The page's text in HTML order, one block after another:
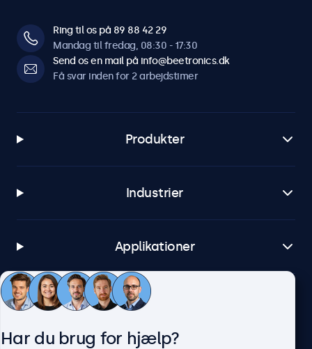
Ring til os på 89 88 42 29
Mandag til fredag, 08:30 - 17:30
Send os en mail på info@beetronics.dk
Få svar inden for 2 arbejdstimer
Produkter
Industrier
Applikationer
Kundeservice
Har du brug for hjælp?